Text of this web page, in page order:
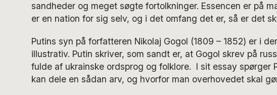
sandheder og meget søgte fortolkninger. Essencen er på
er en nation for sig selv, og i det omfang det er, så er det
Putins syn på forfatteren Nikolaj Gogol (1809 – 1852) er i
illustrativ. Putin skriver, som sandt er, at Gogol skrev på
fulde af ukrainske ordsprog og folklore. I sit essay spørger
kan dele en sådan arv, og hvorfor man overhovedet skal